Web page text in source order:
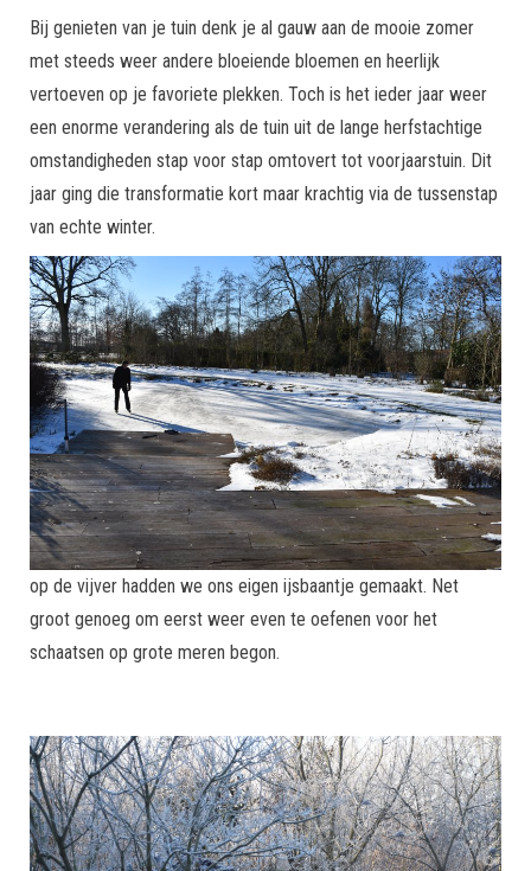
Bij genieten van je tuin denk je al gauw aan de mooie zomer
met steeds weer andere bloeiende bloemen en heerlijk
vertoeven op je favoriete plekken. Toch is het ieder jaar weer
een enorme verandering als de tuin uit de lange herfstachtige
omstandigheden stap voor stap omtovert tot voorjaarstuin. Dit
jaar ging die transformatie kort maar krachtig via de tussenstap
van echte winter.
op de vijver hadden we ons eigen ijsbaantje gemaakt. Net
groot genoeg om eerst weer even te oefenen voor het
schaatsen op grote meren begon.